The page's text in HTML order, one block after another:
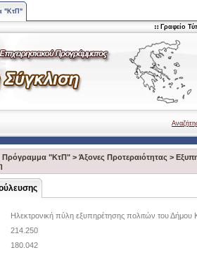
"ΚτΠ"
Γραφείο
Πρόγραμμα "ΚτΠ" > Άξονες Προτεραιότητας >
Ηλεκτρονική πύλη εξυπηρέτησης πολιτών του Δήμου
214.250
180.042